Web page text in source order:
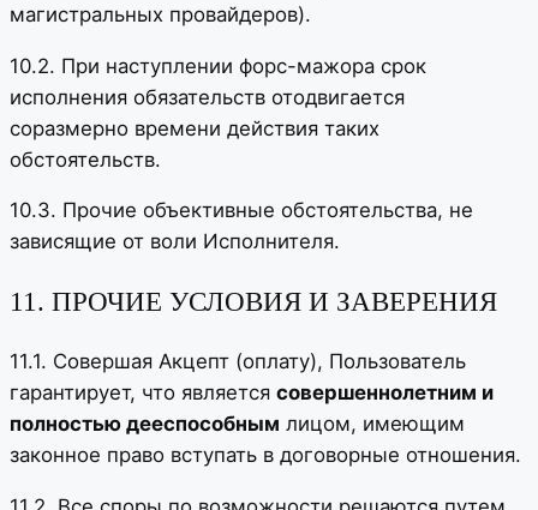
магистральных провайдеров).
10.2. При наступлении форс-мажора срок
исполнения обязательств отодвигается
соразмерно времени действия таких
обстоятельств.
10.3. Прочие объективные обстоятельства, не
зависящие от воли Исполнителя.
11. ПРОЧИЕ УСЛОВИЯ И ЗАВЕРЕНИЯ
11.1. Совершая Акцепт (оплату), Пользователь
гарантирует, что является совершеннолетним и
полностью дееспособным лицом, имеющим
законное право вступать в договорные отношения.